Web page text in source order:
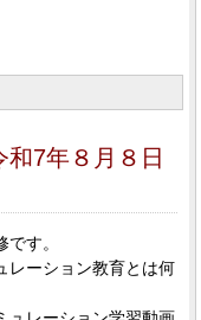
7年８月８日
す。
レーション教育とは何